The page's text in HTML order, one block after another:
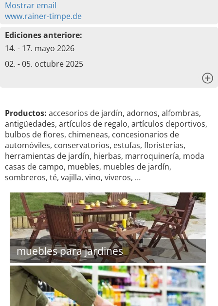
Mostrar email
www.rainer-timpe.de
Ediciones anteriore:
14. - 17. mayo 2026
02. - 05. octubre 2025
Productos: accesorios de jardín, adornos, alfombras,
antigüedades, artículos de regalo, artículos deportivos,
bulbos de flores, chimeneas, concesionarios de
automóviles, conservatorios, estufas, floristerías,
herramientas de jardín, hierbas, marroquinería, moda
casas de campo, muebles, muebles de jardín,
sombreros, té, vajilla, vino, viveros, …
muebles para jardines